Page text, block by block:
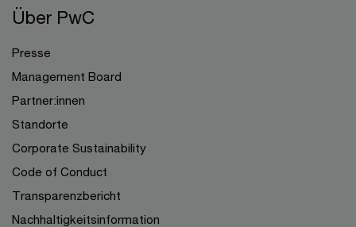
Über PwC
Presse
Management Board
Partner:innen
Standorte
Corporate Sustainability
Code of Conduct
Transparenzbericht
Nachhaltigkeitsinformation